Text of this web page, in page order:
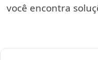
você encontra